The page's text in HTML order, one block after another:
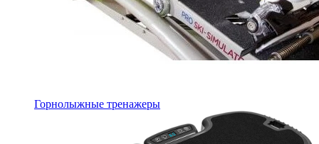
Горнолыжные тренажеры